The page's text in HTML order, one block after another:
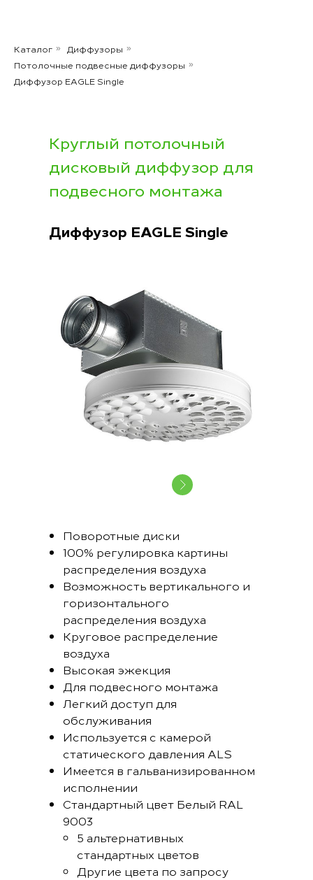
Каталог » Диффузоры »
Потолочные подвесные диффузоры »
Диффузор EAGLE Single
Круглый потолочный
дисковый диффузор для
подвесного монтажа
Диффузор EAGLE Single
Поворотные диски
100% регулировка картины
распределения воздуха
Возможность вертикального и
горизонтального
распределения воздуха
Круговое распределение
воздуха
Высокая эжекция
Для подвесного монтажа
Легкий доступ для
обслуживания
Используется с камерой
статического давления ALS
Имеется в гальванизированном
исполнении
Стандартный цвет Белый RAL
9003
5 альтернативных
стандартных цветов
Другие цвета по запросу